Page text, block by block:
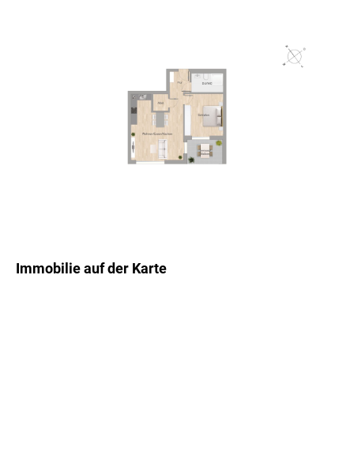
Immobilie auf der Karte